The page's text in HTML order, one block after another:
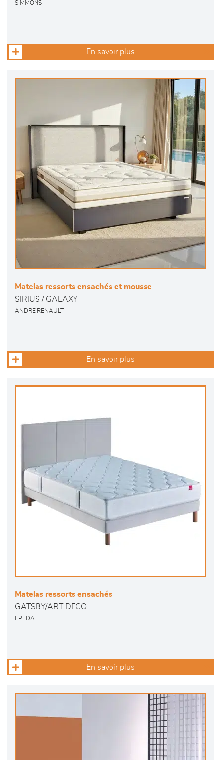
SIMMONS
En savoir plus
Matelas ressorts ensachés et mousse
SIRIUS / GALAXY
ANDRE RENAULT
En savoir plus
Matelas ressorts ensachés
GATSBY/ART DECO
EPEDA
En savoir plus